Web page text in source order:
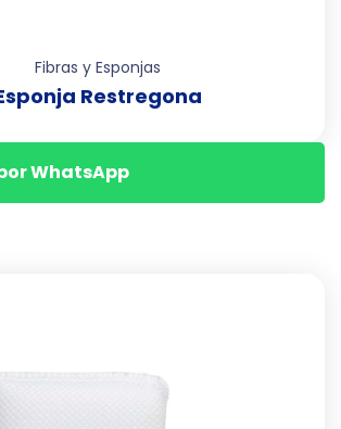
Fibras y Esponjas
Restregona
WhatsApp